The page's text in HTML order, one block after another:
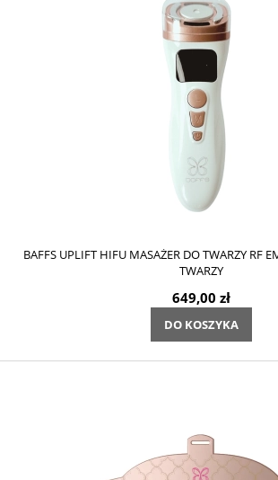
BAFFS UPLIFT HIFU MASAŻER DO TWARZY RF
TWARZY
649,00 zł
DO KOSZYKA